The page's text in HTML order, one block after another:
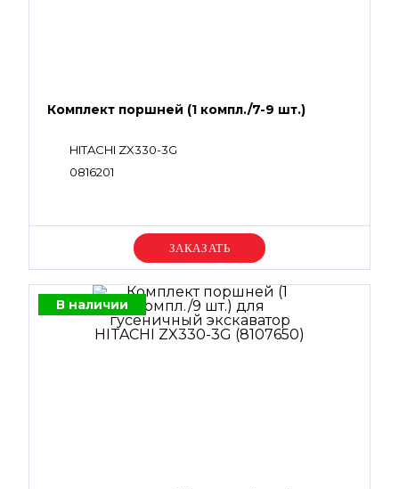
Комплект поршней (1 компл./7-9 шт.)
HITACHI ZX330-3G
0816201
Уточняйте цену
В наличии